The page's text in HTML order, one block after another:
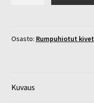
määrä
Osasto: Rumpuhiotut kivet
Kuvaus